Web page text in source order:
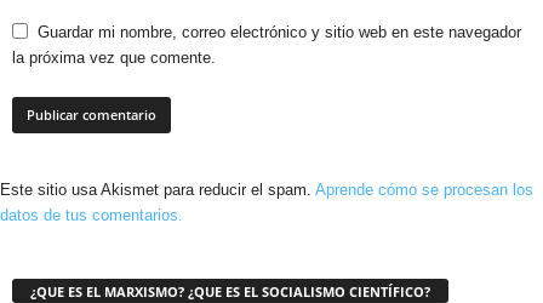
Guardar mi nombre, correo electrónico y sitio web en este navegador
la próxima vez que comente.
Este sitio usa Akismet para reducir el spam. Aprende cómo se procesan los
datos de tus comentarios.
¿QUE ES EL MARXISMO? ¿QUE ES EL SOCIALISMO CIENTÍFICO?